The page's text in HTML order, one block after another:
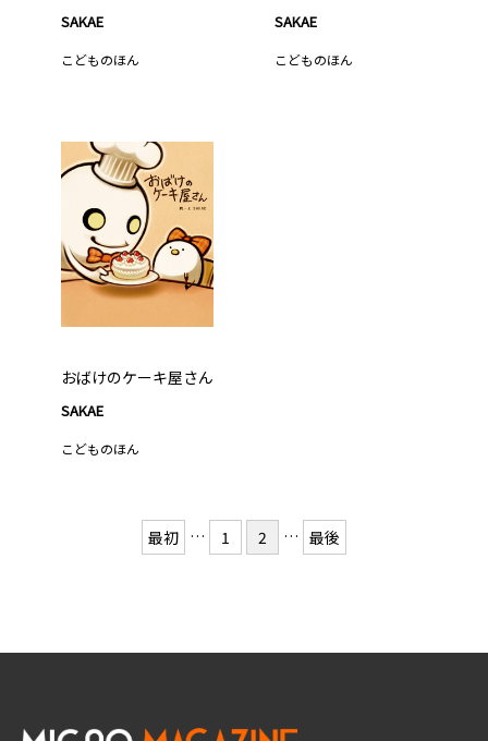
SAKAE
こどものほん
SAKAE
こどものほん
おばけのケーキ屋さん
SAKAE
こどものほん
最初 … 1 2 … 最後